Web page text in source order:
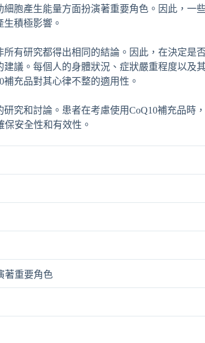
胞產生能量方面扮演著重要角色。因此，一
積極影響。
有研究都得出相同的結論。因此，在決定是否
議。每個人的身體狀況、症狀嚴重程度以及
充品對其心律不整的適用性。
究和討論。患者在考慮使用CoQ10補充品時，
安全性和有效性。
著重要角色